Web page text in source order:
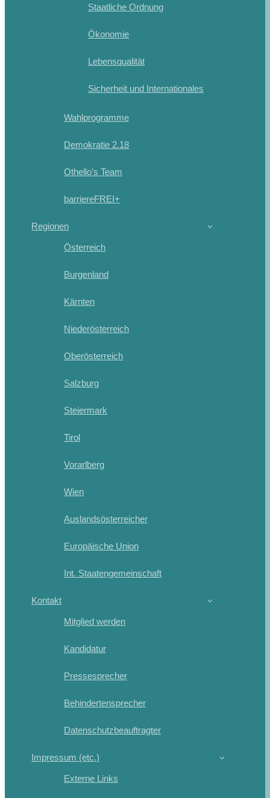
Staatliche Ordnung
Ökonomie
Lebensqualität
Sicherheit und Internationales
Wahlprogramme
Demokratie 2.18
Othello’s Team
barriereFREI+
Regionen
Österreich
Burgenland
Kärnten
Niederösterreich
Oberösterreich
Salzburg
Steiermark
Tirol
Vorarlberg
Wien
Auslandsösterreicher
Europäische Union
Int. Staatengemeinschaft
Kontakt
Mitglied werden
Kandidatur
Pressesprecher
Behindertensprecher
Datenschutzbeauftragter
Impressum (etc.)
Externe Links